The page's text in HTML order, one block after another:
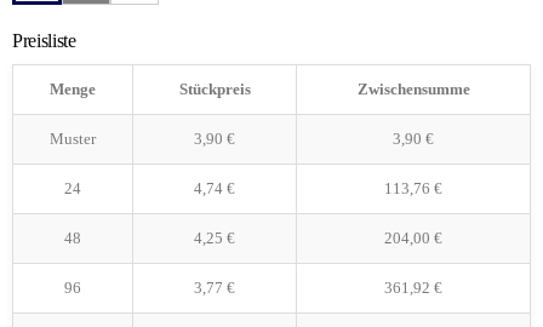
Preisliste
Menge Stückpreis Zwischensumme
Muster 3,90 € 3,90 €
24 4,74 € 113,76 €
48 4,25 € 204,00 €
96 3,77 € 361,92 €